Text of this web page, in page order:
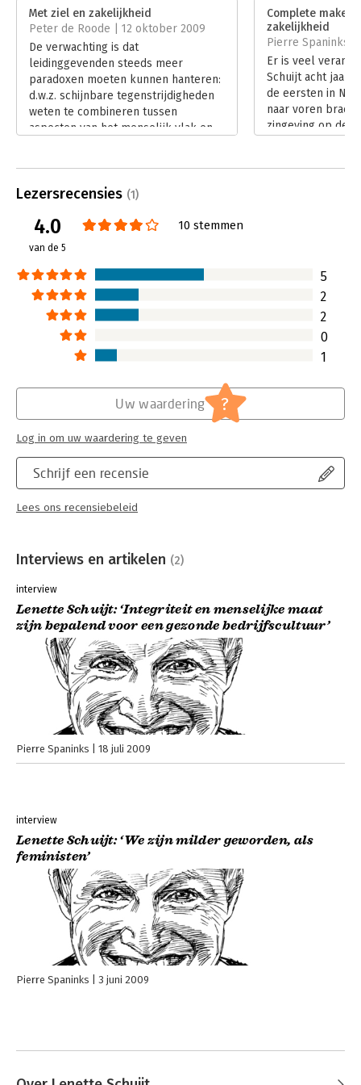
Verschijningsdatum:
23-5-2009
Hoofdrubriek: Leiderschap
Met ziel en zakelijkheid
Peter de Roode | 12 oktober 2009
De verwachting is dat
leidinggevenden steeds meer
paradoxen moeten kunnen hanteren:
d.w.z. schijnbare tegenstrijdigheden
weten te combineren tussen
aspecten van het menselijk vlak en
manier. De zakelijke kant is inmiddels
organisaties, maar hoe nu de ziel er
in aan te brengen? Ze beantwoordt
om ziel en zakelijkheid met elkaar te
verbinden?'
Complete make-
zakelijkheid
Pierre Spaninks |
Er is veel
Schuijt acht jaar
de eersten in
naar voren
zingeving op de
Lees verder
Lezersrecensies (1)
4.0
van de 5
10 stemmen
5
2
2
0
1
Schrijf een recensie
Lees ons recensiebeleid
Uw waardering ?
Log in om uw waardering te geven
Interviews en artikelen (2)
interview
Lenette Schuijt: ‘Integriteit en menselijke maat
zijn bepalend voor een gezonde bedrijfscultuur’
Pierre Spaninks 18 juli 2009
interview
Lenette Schuijt: ‘We zijn milder geworden, als
feministen’
Pierre Spaninks 3 juni 2009